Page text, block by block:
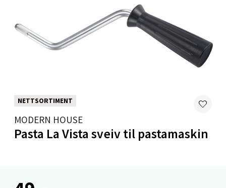
NETTSORTIMENT
MODERN HOUSE
Pasta La Vista sveiv til pastamaskin
Madlakrossen nr 9, 4042 Stavanger
Åpent i dag 10-20
0 i butikk
Velg
Levanger - Magneten
Moafjæra 14, 7606 Levanger